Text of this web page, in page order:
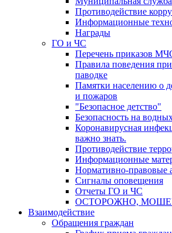
Противодействие
Информационные
Награды
ГО и ЧС
Перечень приказов
Правила поведения
паводке
Памятки населению о
и пожаров
"Безопасное детство"
Безопасность на
Коронавирусная
важно знать.
Противодействие
Информационные
Нормативно-правовые
Сигналы оповещения
Отчеты ГО и ЧС
ОСТОРОЖНО,
Взаимодействие
Обращения граждан